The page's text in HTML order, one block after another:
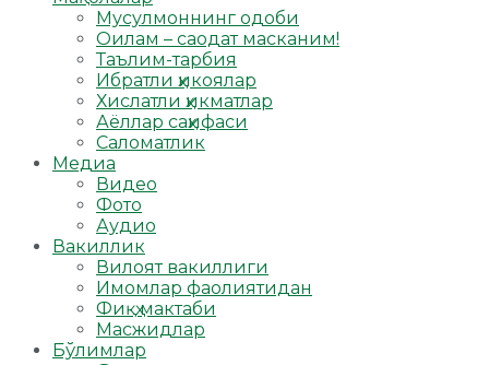
Мусулмоннинг одоби
Оилам – саодат масканим!
Таълим-тарбия
Ибратли ҳикоялар
Хислатли ҳикматлар
Аёллар саҳифаси
Саломатлик
Медиа
Видео
Фото
Аудио
Вакиллик
Вилоят вакиллиги
Имомлар фаолиятидан
Фиқҳ мактаби
Масжидлар
Бўлимлар